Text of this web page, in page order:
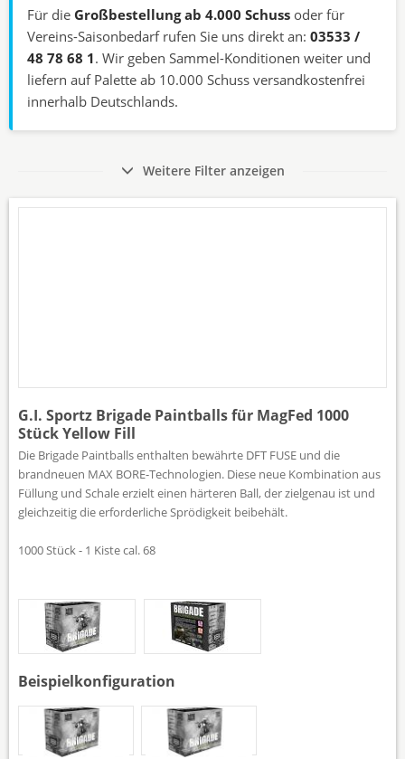
Für die Großbestellung ab 4.000 Schuss oder für
Vereins-Saisonbedarf rufen Sie uns direkt an: 03533 /
48 78 68 1. Wir geben Sammel-Konditionen weiter und
liefern auf Palette ab 10.000 Schuss versandkostenfrei
innerhalb Deutschlands.
Weitere Filter anzeigen
G.I. Sportz Brigade Paintballs für MagFed 1000
Stück Yellow Fill
Die Brigade Paintballs enthalten bewährte DFT FUSE und die
brandneuen MAX BORE-Technologien. Diese neue Kombination aus
Füllung und Schale erzielt einen härteren Ball, der zielgenau ist und
gleichzeitig die erforderliche Sprödigkeit beibehält.
1000 Stück - 1 Kiste cal. 68
Beispielkonfiguration